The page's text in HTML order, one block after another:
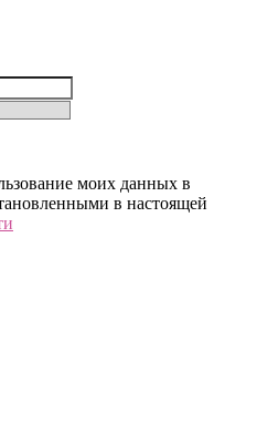
моих данных в
в настоящей